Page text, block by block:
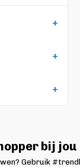
bij
Gebruik